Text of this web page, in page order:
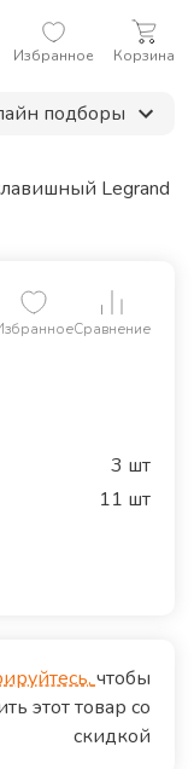
Избранное Корзина
подборы
Legrand
Сравнение
3 шт
11 шт
чтобы
этот товар со
скидкой